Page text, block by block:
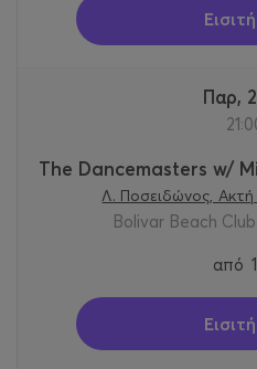
Παρ,
The Dancemasters w/
Λ. Ποσειδώνος, Ακτή
Bolivar Beach
από